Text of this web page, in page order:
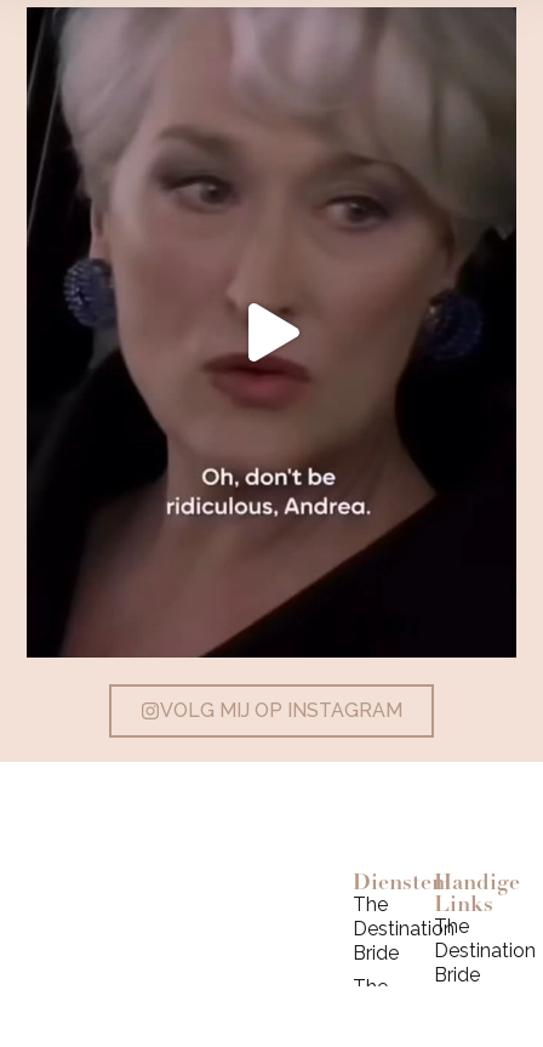
VOLG MIJ OP INSTAGRAM
Handige
Links
The
Destination
Bride
Diensten
The
Destination
Bride
The